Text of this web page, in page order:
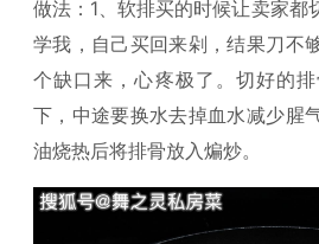
做法：1、软排买的时候让卖家都
学我，自己买回来剁，结果刀不
个缺口来，心疼极了。切好的
下，中途要换水去掉血水减少腥
油烧热后将排骨放入煸炒。